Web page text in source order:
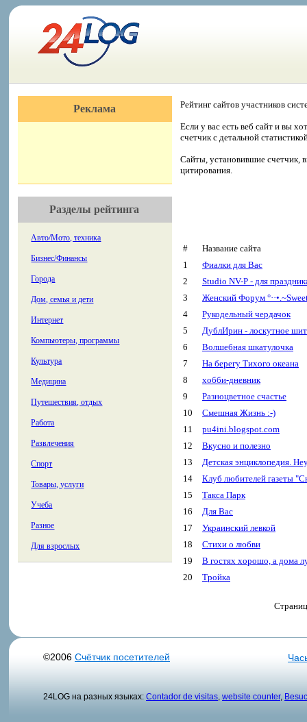
Реклама
Разделы рейтинга
Авто/Мото, техника
Бизнес/Финансы
Города
Дом, семья и дети
Интернет
Компьютеры, программы
Культура
Медицина
Путешествия, отдых
Работа
Развлечения
Спорт
Товары, услуги
Учеба
Разное
Для взрослых
Рейтинг сайтов участников
Если у вас есть веб сайт и вы
счетчик с детальной
Сайты, установившие счетчик,
цитирования.
#
Название сайта
1
Фиалки для Вас
2
Studio NV-P - для
3
Женский Форум
4
Рукодельный чердачок
5
ДублИрин - лоскутное
6
Волшебная шкатулочка
7
На берегу Тихого океана
8
хобби-дневник
9
Разноцветное счастье
10
Смешная Жизнь :-)
11
pu4ini.blogspot.com
12
Вкусно и полезно
13
Детская энциклопедия.
14
Клуб любителей газеты
15
Такса Парк
16
Для Вас
17
Украинский левкой
18
Стихи о любви
19
В гостях хорошо, а дома
20
Тройка
©2006 Счётчик посетителей
24LOG на разных языках: Contador de visitas website counter,